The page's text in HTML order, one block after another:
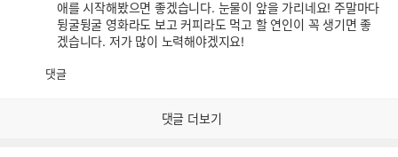
애를 시작해봤으면 좋겠습니다. 눈물이 앞을 가리네요! 주말마다
뒹굴뒹굴 영화라도 보고 커피라도 먹고 할 연인이 꼭 생기면 좋
겠습니다. 저가 많이 노력해야겠지요!
댓글
댓글 더보기